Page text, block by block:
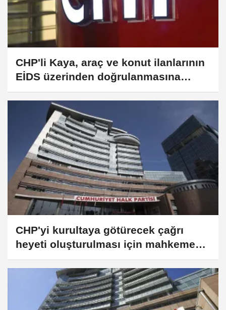
CHP'li Kaya, araç ve konut ilanlarının
EİDS üzerinden doğrulanmasına
ilişkin düzenlemeyi eleştirdi
CHP'yi kurultaya götürecek çağrı
heyeti oluşturulması için mahkemeye
başvuru yapıldı